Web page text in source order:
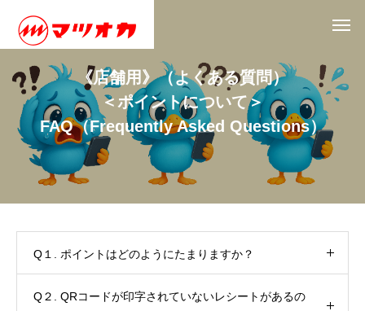
《店舗用 》（よくある質問）
＜ポイントについて＞
FAQ（Frequently Asked Questions）
Q１. ポイントはどのようにたまりますか？
Q２. QRコードが印字されていないレシートがあるの